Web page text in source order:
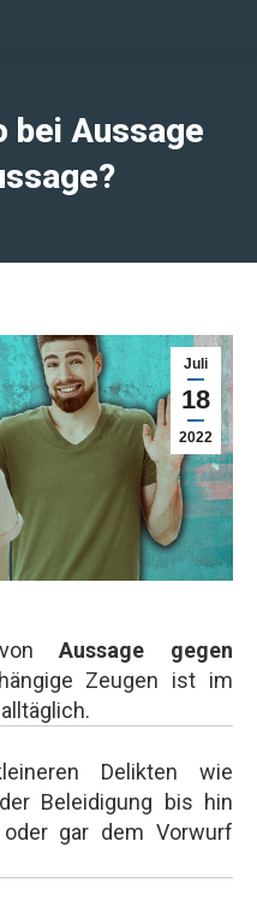
bei Aussage
Juli
18
2022
vonAussage gegen
Zeugen ist im
Delikten wie
Beleidigung bis hin
gar dem Vorwurf